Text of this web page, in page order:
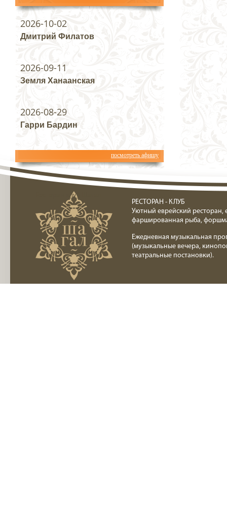
2026-10-02
Дмитрий Филатов
2026-09-11
Земля Ханаанская
2026-08-29
Гарри Бардин
посмотреть афишу
Ресторан клуб Шагал
РЕСТОРАН - КЛУБ
Уютный еврейский ресторан,
фаршированная рыба,
Ежедневная музыкальная
(музыкальные вечера,
театральные постановки).